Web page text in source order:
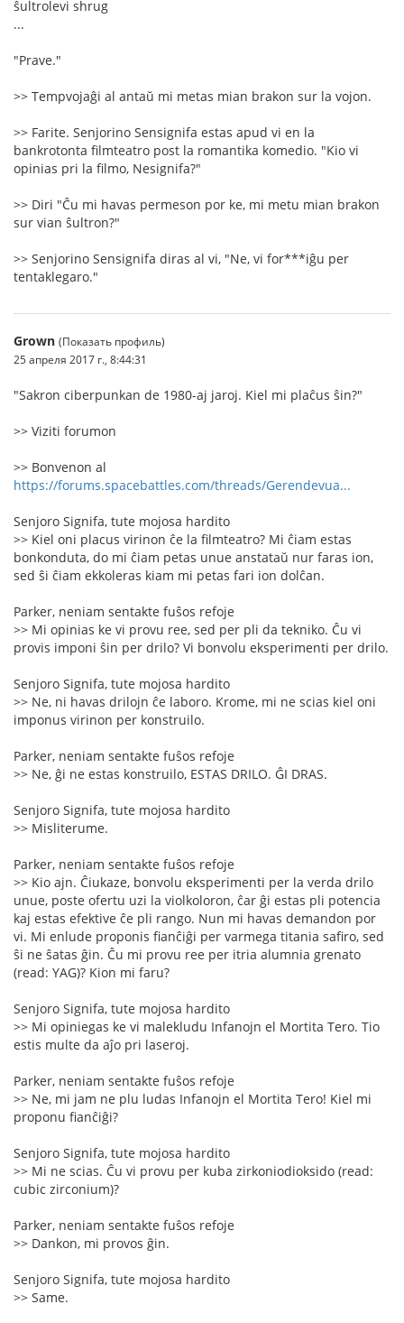
ŝultrolevi shrug
...
"Prave."
>> Tempvojaĝi al antaŭ mi metas mian brakon sur la vojon.
>> Farite. Senjorino Sensignifa estas apud vi en la
bankrotonta filmteatro post la romantika komedio. "Kio vi
opinias pri la filmo, Nesignifa?"
>> Diri "Ĉu mi havas permeson por ke, mi metu mian brakon
sur vian ŝultron?"
>> Senjorino Sensignifa diras al vi, "Ne, vi for***iĝu per
tentaklegaro."
Grown (Показать профиль)
25 апреля 2017 г., 8:44:31
"Sakron ciberpunkan de 1980-aj jaroj. Kiel mi plaĉus ŝin?"
>> Viziti forumon
>> Bonvenon al
https://forums.spacebattles.com/threads/Gerendevua...
Senjoro Signifa, tute mojosa hardito
>> Kiel oni placus virinon ĉe la filmteatro? Mi ĉiam estas
bonkonduta, do mi ĉiam petas unue anstataŭ nur faras ion,
sed ŝi ĉiam ekkoleras kiam mi petas fari ion dolĉan.
Parker, neniam sentakte fuŝos refoje
>> Mi opinias ke vi provu ree, sed per pli da tekniko. Ĉu vi
provis imponi ŝin per drilo? Vi bonvolu eksperimenti per drilo.
Senjoro Signifa, tute mojosa hardito
>> Ne, ni havas drilojn ĉe laboro. Krome, mi ne scias kiel oni
imponus virinon per konstruilo.
Parker, neniam sentakte fuŝos refoje
>> Ne, ĝi ne estas konstruilo, ESTAS DRILO. ĜI DRAS.
Senjoro Signifa, tute mojosa hardito
>> Misliterume.
Parker, neniam sentakte fuŝos refoje
>> Kio ajn. Ĉiukaze, bonvolu eksperimenti per la verda drilo
unue, poste ofertu uzi la violkoloron, ĉar ĝi estas pli potencia
kaj estas efektive ĉe pli rango. Nun mi havas demandon por
vi. Mi enlude proponis fianĉiĝi per varmega titania safiro, sed
ŝi ne ŝatas ĝin. Ĉu mi provu ree per itria alumnia grenato
(read: YAG)? Kion mi faru?
Senjoro Signifa, tute mojosa hardito
>> Mi opiniegas ke vi malekludu Infanojn el Mortita Tero. Tio
estis multe da aĵo pri laseroj.
Parker, neniam sentakte fuŝos refoje
>> Ne, mi jam ne plu ludas Infanojn el Mortita Tero! Kiel mi
proponu fianĉiĝi?
Senjoro Signifa, tute mojosa hardito
>> Mi ne scias. Ĉu vi provu per kuba zirkoniodioksido (read:
cubic zirconium)?
Parker, neniam sentakte fuŝos refoje
>> Dankon, mi provos ĝin.
Senjoro Signifa, tute mojosa hardito
>> Same.